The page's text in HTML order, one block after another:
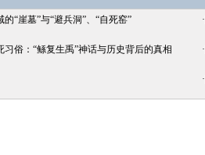
“崖墓”与“避兵洞”、“自死窑” ·
俗：“鲧复生禹”神话与历史背后的真相 ·
·